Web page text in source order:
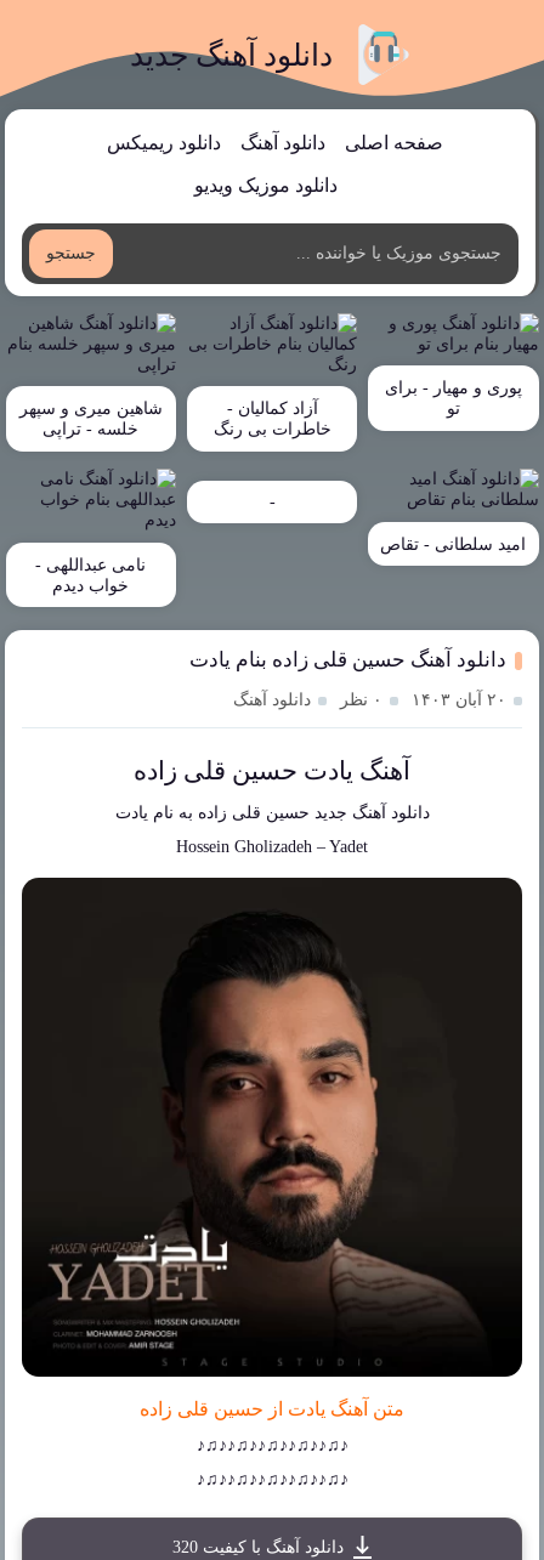
دانلود آهنگ جدید
صفحه اصلی دانلود آهنگ دانلود ریمیکس
دانلود موزیک ویدیو
جستجو
پوری و مهیار - برای
تو
آزاد کمالیان -
خاطرات بی رنگ
شاهین میری و سپهر
خلسه - تراپی
امید سلطانی - تقاص
-
نامی عبداللهی -
خواب دیدم
دانلود آهنگ حسین قلی زاده بنام یادت
۲۰ آبان ۱۴۰۳ ۰ نظر دانلود آهنگ
آهنگ یادت حسین قلی زاده
دانلود آهنگ جدید حسین قلی زاده به نام یادت
Hossein Gholizadeh – Yadet
متن آهنگ یادت از حسین قلی زاده
♪♫♪♪♫♪♪♫♪♪♫♪♪♫♪
♪♫♪♪♫♪♪♫♪♪♫♪♪♫♪
دانلود آهنگ با کیفیت 320